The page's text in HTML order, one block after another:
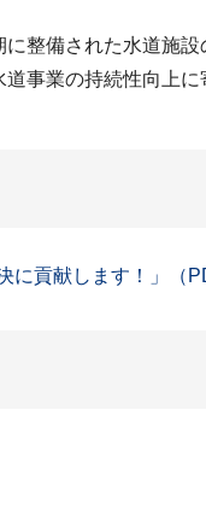
整備された水道施
事業の持続性向上に
に貢献します！」（